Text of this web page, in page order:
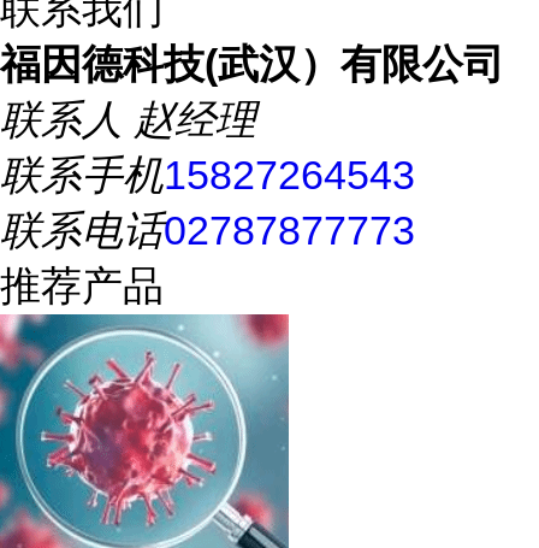
福因德科技(武汉）有限公司
联系人 赵经理
联系手机15827264543
联系电话02787877773
推荐产品